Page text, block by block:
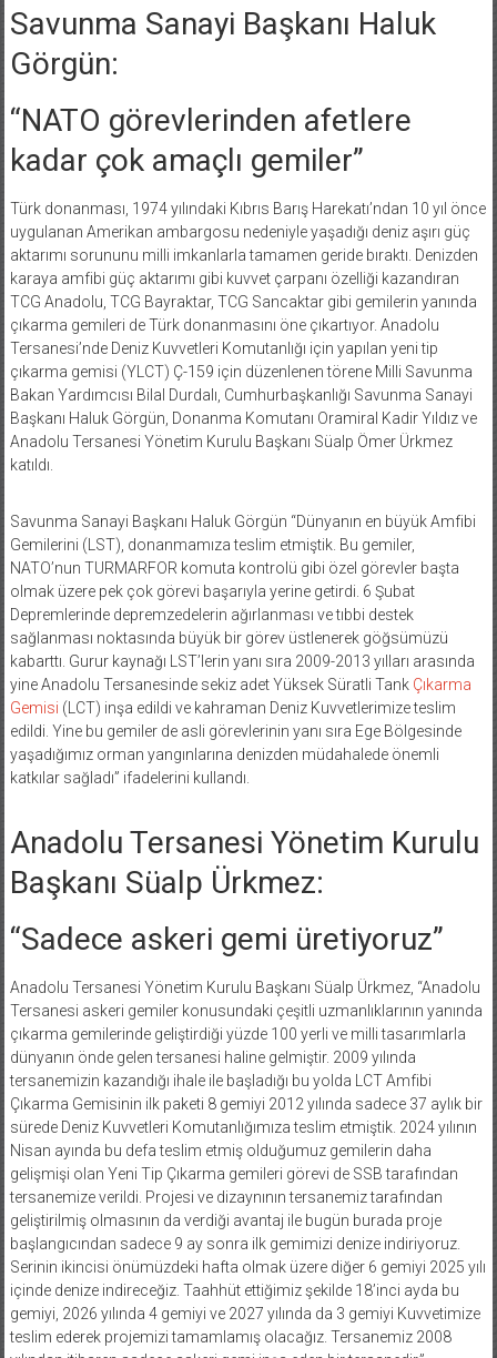
Savunma Sanayi Başkanı Haluk
Görgün:
“NATO görevlerinden afetlere
kadar çok amaçlı gemiler”
Türk donanması, 1974 yılındaki Kıbrıs Barış Harekatı’ndan 10 yıl önce
uygulanan Amerikan ambargosu nedeniyle yaşadığı deniz aşırı güç
aktarımı sorununu milli imkanlarla tamamen geride bıraktı. Denizden
karaya amfibi güç aktarımı gibi kuvvet çarpanı özelliği kazandıran
TCG Anadolu, TCG Bayraktar, TCG Sancaktar gibi gemilerin yanında
çıkarma gemileri de Türk donanmasını öne çıkartıyor. Anadolu
Tersanesi’nde Deniz Kuvvetleri Komutanlığı için yapılan yeni tip
çıkarma gemisi (YLCT) Ç-159 için düzenlenen törene Milli Savunma
Bakan Yardımcısı Bilal Durdalı, Cumhurbaşkanlığı Savunma Sanayi
Başkanı Haluk Görgün, Donanma Komutanı Oramiral Kadir Yıldız ve
Anadolu Tersanesi Yönetim Kurulu Başkanı Süalp Ömer Ürkmez
katıldı.
Savunma Sanayi Başkanı Haluk Görgün “Dünyanın en büyük Amfibi
Gemilerini (LST), donanmamıza teslim etmiştik. Bu gemiler,
NATO’nun TURMARFOR komuta kontrolü gibi özel görevler başta
olmak üzere pek çok görevi başarıyla yerine getirdi. 6 Şubat
Depremlerinde depremzedelerin ağırlanması ve tıbbi destek
sağlanması noktasında büyük bir görev üstlenerek göğsümüzü
kabarttı. Gurur kaynağı LST’lerin yanı sıra 2009-2013 yılları arasında
yine Anadolu Tersanesinde sekiz adet Yüksek Süratli Tank Çıkarma
Gemisi (LCT) inşa edildi ve kahraman Deniz Kuvvetlerimize teslim
edildi. Yine bu gemiler de asli görevlerinin yanı sıra Ege Bölgesinde
yaşadığımız orman yangınlarına denizden müdahalede önemli
katkılar sağladı” ifadelerini kullandı.
Anadolu Tersanesi Yönetim Kurulu
Başkanı Süalp Ürkmez:
“Sadece askeri gemi üretiyoruz”
Anadolu Tersanesi Yönetim Kurulu Başkanı Süalp Ürkmez, “Anadolu
Tersanesi askeri gemiler konusundaki çeşitli uzmanlıklarının yanında
çıkarma gemilerinde geliştirdiği yüzde 100 yerli ve milli tasarımlarla
dünyanın önde gelen tersanesi haline gelmiştir. 2009 yılında
tersanemizin kazandığı ihale ile başladığı bu yolda LCT Amfibi
Çıkarma Gemisinin ilk paketi 8 gemiyi 2012 yılında sadece 37 aylık bir
sürede Deniz Kuvvetleri Komutanlığımıza teslim etmiştik. 2024 yılının
Nisan ayında bu defa teslim etmiş olduğumuz gemilerin daha
gelişmişi olan Yeni Tip Çıkarma gemileri görevi de SSB tarafından
tersanemize verildi. Projesi ve dizaynının tersanemiz tarafından
geliştirilmiş olmasının da verdiği avantaj ile bugün burada proje
başlangıcından sadece 9 ay sonra ilk gemimizi denize indiriyoruz.
Serinin ikincisi önümüzdeki hafta olmak üzere diğer 6 gemiyi 2025 yılı
içinde denize indireceğiz. Taahhüt ettiğimiz şekilde 18’inci ayda bu
gemiyi, 2026 yılında 4 gemiyi ve 2027 yılında da 3 gemiyi Kuvvetimize
teslim ederek projemizi tamamlamış olacağız. Tersanemiz 2008